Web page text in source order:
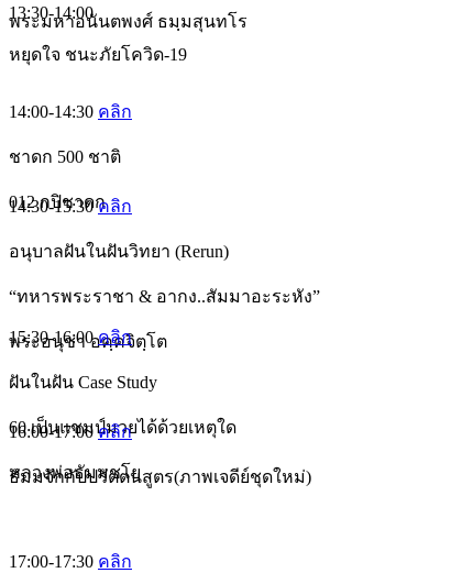
พระมหาอนันตพงศ์ ธมฺมสุนทโร
13:30-14:00
หยุดใจ ชนะภัยโควิด-19
14:00-14:30 คลิก
ชาดก 500 ชาติ
012 กปิชาดก
14:30-15:30คลิก
อนุบาลฝันในฝันวิทยา (Rerun)
“ทหารพระราชา & อากง..สัมมาอะระหัง”
พระอนุชา อคฺคจิตฺโต
15:30-16:00คลิก
ฝันในฝัน Case Study
60 เป็นแชมป์มวยได้ด้วยเหตุใด
หลวงพ่อธัมมชโย
16:00-17:00คลิก
ธัมมจักกัปปวัตตนสูตร(ภาพเจดีย์ชุดใหม่)
17:00-17:30 คลิก